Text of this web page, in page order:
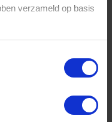
verzameld op basis